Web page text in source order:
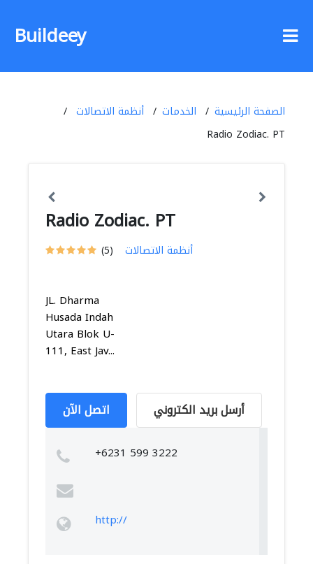
Buildeey
الصفحة الرئيسية الخدمات
أنظمة الاتصالات
Radio Zodiac. PT
Radio Zodiac. PT
(5) أنظمة الاتصالات
JL. Dharma
Husada Indah
Utara Blok U-
111, East Jav...
اتصل الآن أرسل بريد الكتروني
+6231 599 3222
http://